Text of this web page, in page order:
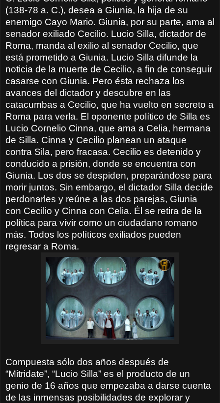
(138-78 a. C.), desea a Giunia, la hija de su
enemigo Cayo Mario. Giunia, por su parte, ama al
senador exiliado Cecilio. Lucio Silla, dictador de
Roma, manda al exilio al senador Cecilio, que
está prometido a Giunia. Lucio Silla difunde la
noticia de la muerte de Cecilio, a fin de conseguir
casarse con Giunia. Pero ésta rechaza los
avances del dictador y descubre en las
catacumbas a Cecilio, que ha vuelto en secreto a
Roma para verla. El oponente político de Silla es
Lucio Cornelio Cinna, que ama a Celia, hermana
de Silla. Cinna y Cecilio planean un ataque
contra Sila, pero fracasa. Cecilio es detenido y
conducido a prisión, donde se encuentra con
Giunia. Los dos se despiden, preparándose para
morir juntos. Sin embargo, el dictador Silla decide
perdonarles y reúne a las dos parejas, Giunia
con Cecilio y Cinna con Celia. Él se retira de la
política para vivir como un ciudadano romano
más. Todos los políticos exiliados pueden
regresar a Roma.
Compuesta sólo dos años después de
“Mitridate”, “Lucio Silla” es el producto de un
genio de 16 años que empezaba a darse cuenta
de las inmensas posibilidades de explorar y